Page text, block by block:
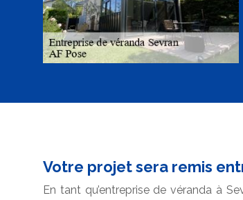
Votre projet sera remis
En tant qu’entreprise de véranda à